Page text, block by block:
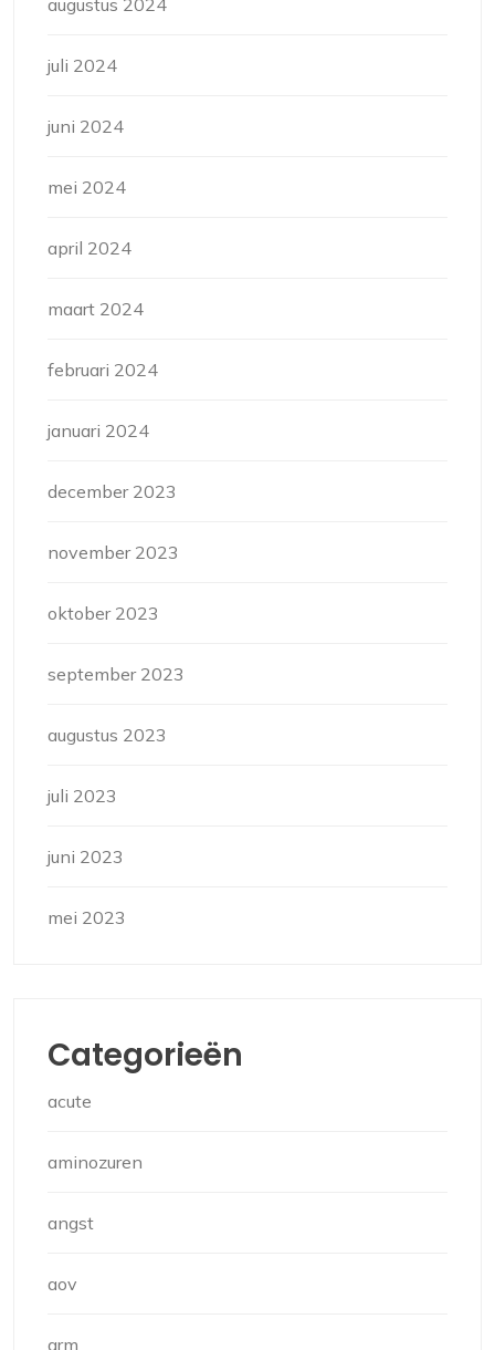
augustus 2024
juli 2024
juni 2024
mei 2024
april 2024
maart 2024
februari 2024
januari 2024
december 2023
november 2023
oktober 2023
september 2023
augustus 2023
juli 2023
juni 2023
mei 2023
Categorieën
acute
aminozuren
angst
aov
arm